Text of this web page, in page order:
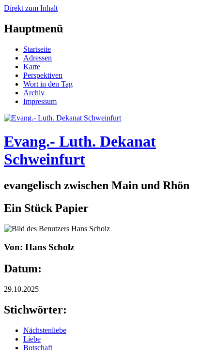
Direkt zum Inhalt
Hauptmenü
Startseite
Adressen
Karte
Perspektiven
Wort in den Tag
Archiv
Impressum
Evang.- Luth. Dekanat
Schweinfurt
evangelisch zwischen Main und Rhön
Ein Stück Papier
Von: Hans Scholz
Datum:
29.10.2025
Stichwörter:
Nächstenliebe
Liebe
Botschaft